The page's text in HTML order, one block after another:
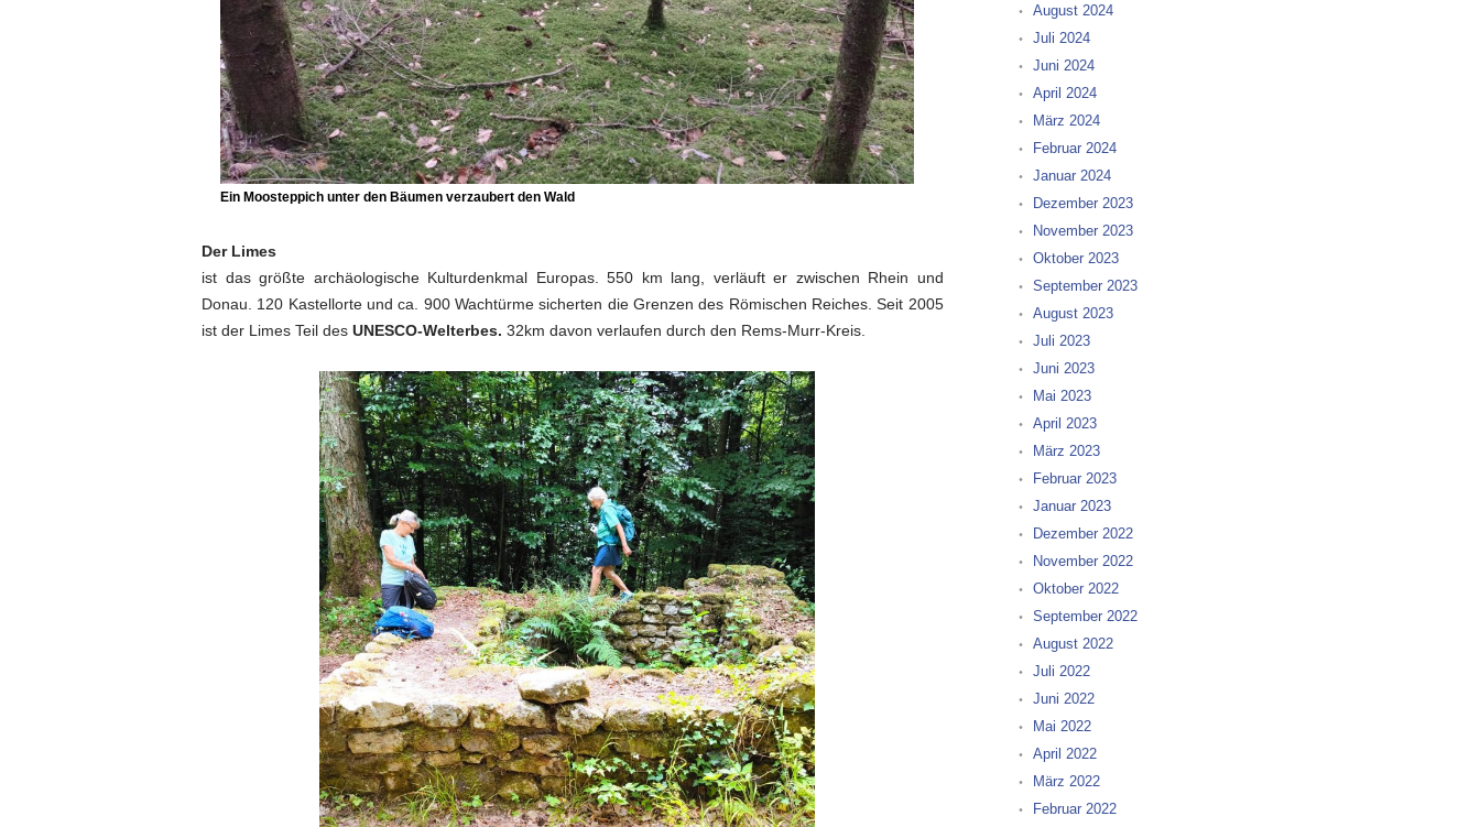
Ein Moosteppich unter den Bäumen verzaubert den Wald
Der Limes
ist das größte archäologische Kulturdenkmal Europas. 550 km lang, verläuft er zwischen Rhein und
Donau. 120 Kastellorte und ca. 900 Wachtürme sicherten die Grenzen des Römischen Reiches. Seit 2005
ist der Limes Teil des UNESCO-Welterbes. 32km davon verlaufen durch den Rems-Murr-Kreis.
August 2024
Juli 2024
Juni 2024
April 2024
März 2024
Februar 2024
Januar 2024
Dezember 2023
November 2023
Oktober 2023
September 2023
August 2023
Juli 2023
Juni 2023
Mai 2023
April 2023
März 2023
Februar 2023
Januar 2023
Dezember 2022
November 2022
Oktober 2022
September 2022
August 2022
Juli 2022
Juni 2022
Mai 2022
April 2022
März 2022
Februar 2022